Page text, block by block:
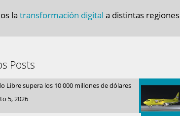
la transformación digital a distintas regiones
Posts
Libre supera los 10 000 millones de dólares
5, 2026